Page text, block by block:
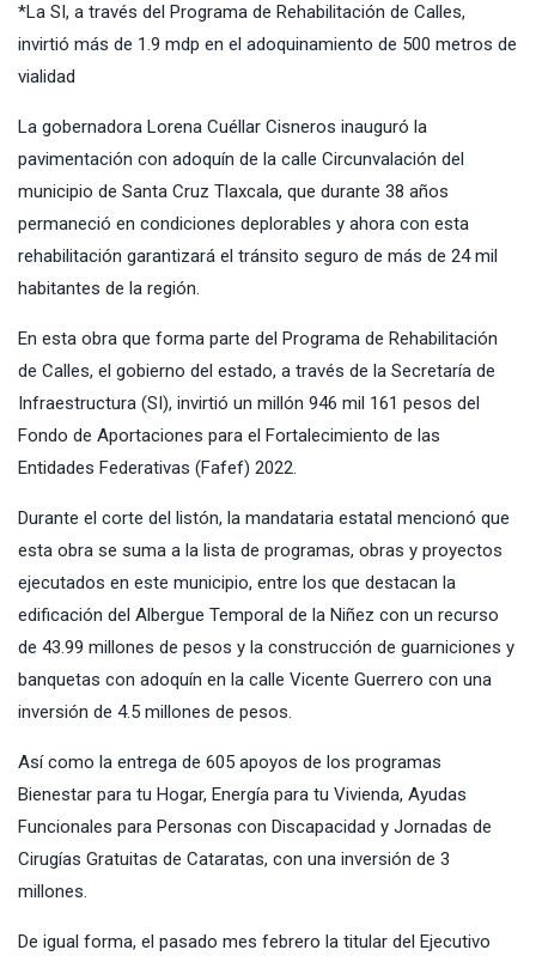
*La SI, a través del Programa de Rehabilitación de Calles,
invirtió más de 1.9 mdp en el adoquinamiento de 500 metros de
vialidad
La gobernadora Lorena Cuéllar Cisneros inauguró la
pavimentación con adoquín de la calle Circunvalación del
municipio de Santa Cruz Tlaxcala, que durante 38 años
permaneció en condiciones deplorables y ahora con esta
rehabilitación garantizará el tránsito seguro de más de 24 mil
habitantes de la región.
En esta obra que forma parte del Programa de Rehabilitación
de Calles, el gobierno del estado, a través de la Secretaría de
Infraestructura (SI), invirtió un millón 946 mil 161 pesos del
Fondo de Aportaciones para el Fortalecimiento de las
Entidades Federativas (Fafef) 2022.
Durante el corte del listón, la mandataria estatal mencionó que
esta obra se suma a la lista de programas, obras y proyectos
ejecutados en este municipio, entre los que destacan la
edificación del Albergue Temporal de la Niñez con un recurso
de 43.99 millones de pesos y la construcción de guarniciones y
banquetas con adoquín en la calle Vicente Guerrero con una
inversión de 4.5 millones de pesos.
Así como la entrega de 605 apoyos de los programas
Bienestar para tu Hogar, Energía para tu Vivienda, Ayudas
Funcionales para Personas con Discapacidad y Jornadas de
Cirugías Gratuitas de Cataratas, con una inversión de 3
millones.
De igual forma, el pasado mes febrero la titular del Ejecutivo